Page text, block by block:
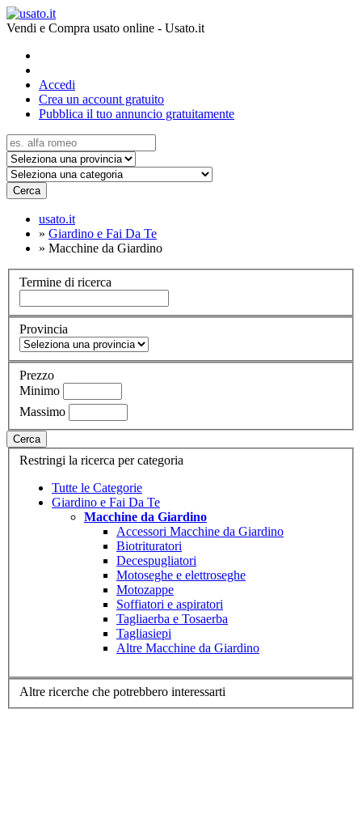
Vendi e Compra usato online - Usato.it
Accedi
Crea un account gratuito
Pubblica il tuo annuncio gratuitamente
Cerca
usato.it
» Giardino e Fai Da Te
» Macchine da Giardino
Termine di ricerca
Provincia
Prezzo
Minimo
Massimo
Cerca
Restringi la ricerca per categoria
Tutte le Categorie
Giardino e Fai Da Te
Macchine da Giardino
Accessori Macchine da Giardino
Biotrituratori
Decespugliatori
Motoseghe e elettroseghe
Motozappe
Soffiatori e aspiratori
Tagliaerba e Tosaerba
Tagliasiepi
Altre Macchine da Giardino
Altre ricerche che potrebbero interessarti